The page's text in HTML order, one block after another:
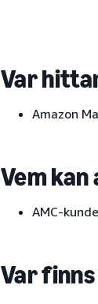
Var
Amazon
Vem kan
AMC-
Var